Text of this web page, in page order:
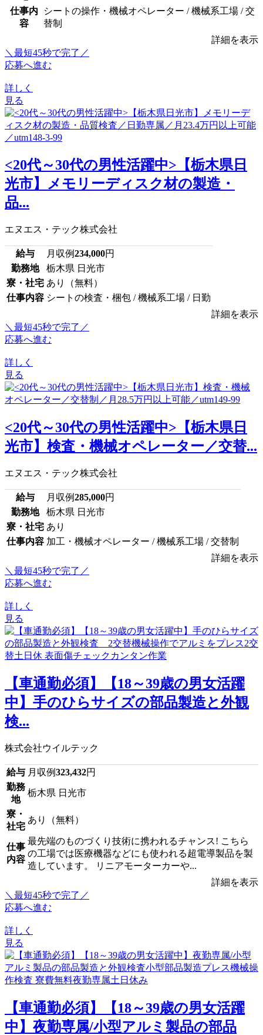
仕事内
容
シートの操作・機械オペレーター / 機械系工場 / 交
替制
詳細を表示
＼最短45秒で完了／
応募へ進む
詳しく
見る
<20代～30代の男性活躍中>【栃木県日
光市】メモリーディスク材の製造・
品...
エヌエス・テック株式会社
給与 月収例234,000円
勤務地
栃木県 日光市
寮・社宅 あり（無料）
仕事内容 シートの検査・梱包 / 機械系工場 / 日勤
詳細を表示
＼最短45秒で完了／
応募へ進む
詳しく
見る
<20代～30代の男性活躍中>【栃木県日
光市】検査・機械オペレーター／交替...
エヌエス・テック株式会社
給与 月収例285,000円
勤務地
栃木県 日光市
寮・社宅 あり
仕事内容 加工・機械オペレーター / 機械系工場 / 交替制
詳細を表示
＼最短45秒で完了／
応募へ進む
詳しく
見る
【車通勤必須】【18～39歳の男女活躍
中】手のひらサイズの部品製造と外観
検...
株式会社ウイルテック
給与 月収例323,432円
勤務
地
栃木県 日光市
寮・
社宅
あり（無料）
仕事
内容
最先端のものづくり技術に携われるチャンス! こちら
の工場では医療機器などにも使われる超電導製品を製
造しています。 リニアモーターカーや...
詳細を表示
＼最短45秒で完了／
応募へ進む
詳しく
見る
【車通勤必須】【18～39歳の男女活躍
中】夜勤専属/小型アルミ製品の部品